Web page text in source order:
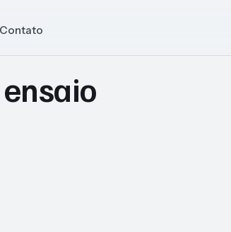
Contato